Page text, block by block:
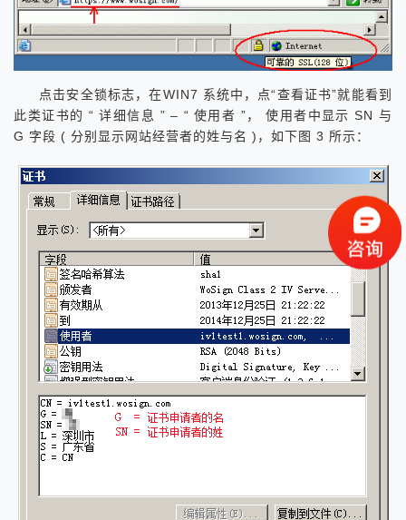
点击安全锁标志，在WIN7 系统中，点“查看证书”就能看到
此类证书的 “ 详细信息 ” – “ 使用者 ”， 使用者中显示 SN 与
G 字段 ( 分别显示网站经营者的姓与名 )，如下图 3 所示：